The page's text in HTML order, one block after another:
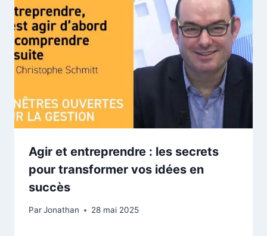
Agir et entreprendre : les secrets
pour transformer vos idées en
succès
ParJonathan 28 mai 2025